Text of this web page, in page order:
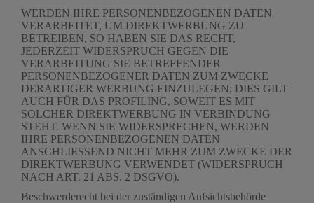
WERDEN IHRE PERSONENBEZOGENEN DATEN
VERARBEITET, UM DIREKTWERBUNG ZU
BETREIBEN, SO HABEN SIE DAS RECHT,
JEDERZEIT WIDERSPRUCH GEGEN DIE
VERARBEITUNG SIE BETREFFENDER
PERSONENBEZOGENER DATEN ZUM ZWECKE
DERARTIGER WERBUNG EINZULEGEN; DIES GILT
AUCH FÜR DAS PROFILING, SOWEIT ES MIT
SOLCHER DIREKTWERBUNG IN VERBINDUNG
STEHT. WENN SIE WIDERSPRECHEN, WERDEN
IHRE PERSONENBEZOGENEN DATEN
ANSCHLIESSEND NICHT MEHR ZUM ZWECKE DER
DIREKTWERBUNG VERWENDET (WIDERSPRUCH
NACH ART. 21 ABS. 2 DSGVO).
Beschwerde­recht bei der zuständigen Aufsichts­behörde